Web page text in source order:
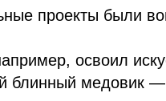
проекты были
освоил
блинный медовик —